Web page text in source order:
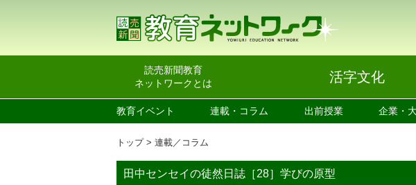
読売新聞教育
ネットワークとは
活字文化
教育イベント 連載・コラム 出前授業 企業・
トップ 連載／コラム
田中センセイの徒然日誌［28］学びの原型